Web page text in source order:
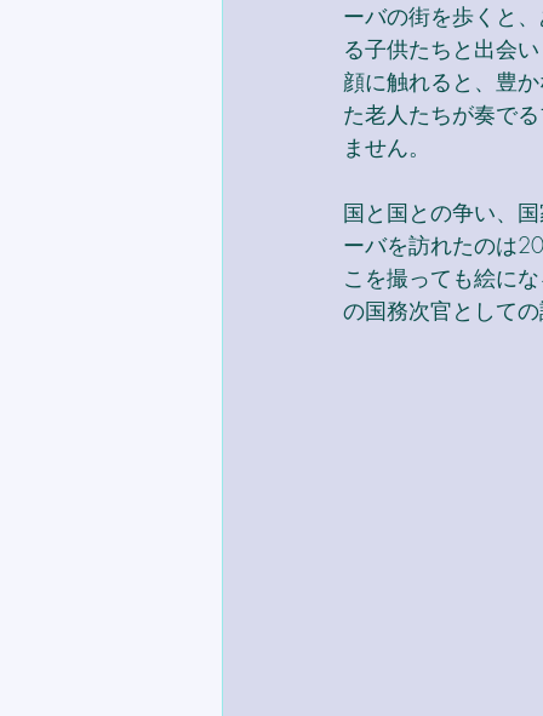
ーバの街を歩くと
る子供たちと出会
顔に触れると、豊
た老人たちが奏で
ません。
国と国との争い、
ーバを訪れたのは
こを撮っても絵に
の国務次官として